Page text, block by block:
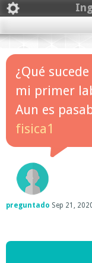
¿Qué
mi primer
Aun es
fisica1
preguntado Sep 21,